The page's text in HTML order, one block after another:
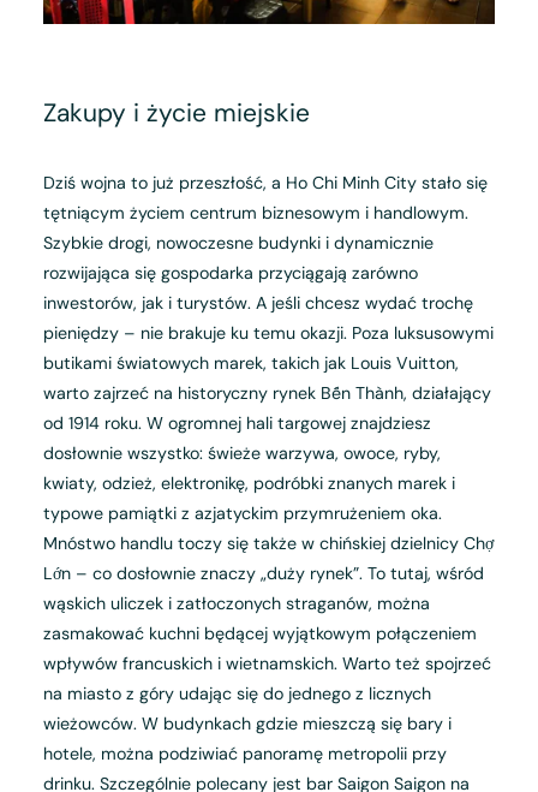
Zakupy i życie miejskie
Dziś wojna to już przeszłość, a Ho Chi Minh City stało się
tętniącym życiem centrum biznesowym i handlowym.
Szybkie drogi, nowoczesne budynki i dynamicznie
rozwijająca się gospodarka przyciągają zarówno
inwestorów, jak i turystów. A jeśli chcesz wydać trochę
pieniędzy – nie brakuje ku temu okazji. Poza luksusowymi
butikami światowych marek, takich jak Louis Vuitton,
warto zajrzeć na historyczny rynek Bến Thành, działający
od 1914 roku. W ogromnej hali targowej znajdziesz
dosłownie wszystko: świeże warzywa, owoce, ryby,
kwiaty, odzież, elektronikę, podróbki znanych marek i
typowe pamiątki z azjatyckim przymrużeniem oka.
Mnóstwo handlu toczy się także w chińskiej dzielnicy Chợ
Lớn – co dosłownie znaczy „duży rynek”. To tutaj, wśród
wąskich uliczek i zatłoczonych straganów, można
zasmakować kuchni będącej wyjątkowym połączeniem
wpływów francuskich i wietnamskich. Warto też spojrzeć
na miasto z góry udając się do jednego z licznych
wieżowców. W budynkach gdzie mieszczą się bary i
hotele, można podziwiać panoramę metropolii przy
drinku. Szczególnie polecany jest bar Saigon Saigon na